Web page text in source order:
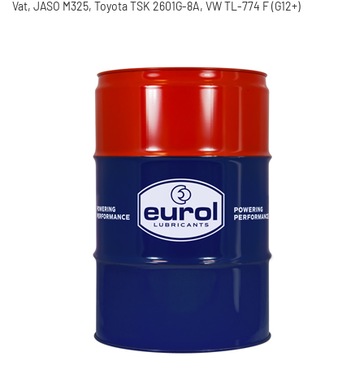
Vat, JASO M325, Toyota TSK 2601G-8A, VW TL-774 F (G12+)